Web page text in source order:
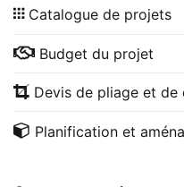
Catalogue de projets
Budget du projet
Devis de pliage et de
Planification et